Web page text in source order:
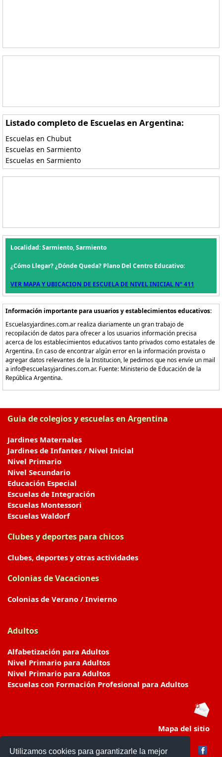
Utilizamos cookies para garantizarle la mejor
Listado completo de Escuelas en Argentina:
Escuelas en Chubut
Escuelas en Sarmiento
Escuelas en Sarmiento
Localidad: Sarmiento, Sarmiento
¿Cómo Llegar? ¿Dónde Queda? Plano Del Centro Educativo:
VER MAPA Y UBICACION DE ESCUELA DE NIVEL INICIAL Nº 411
Información importante para usuarios y establecimientos educativos:
Escuelasyjardines.com.ar realiza diariamente un gran trabajo de
recopilación de datos para ofrecer a los usuarios información precisa
acerca de los establecimientos educativos tanto privados como estatales de
Argentina. En caso de encontrar algún error en la información provista o
agregar datos relevantes de la Institucion, le pedimos que nos envíe un mail
a info@escuelasyjardines.com.ar. Fuente: Ministerio de Educación de la
República Argentina.
Guia de colegios y escuelas en Argentina
Jardines Maternales
Jardines de Infantes / Nivel Inicial
Nivel Primario
Nivel Secundario
Educación Especial
Escuelas de Integración
Escuelas Montessori
Escuelas Waldorf
Clubes y deportes para chicos
Clubes, deportes y otras actividades
Colonias de Vacaciones
Colonias de Verano / Invierno
Adultos
Alfabetización para Adultos
Nivel Primario para Adultos
Nivel Primario para Adultos
Escuelas con Formación Profesional para Adultos
Mapa del sitio